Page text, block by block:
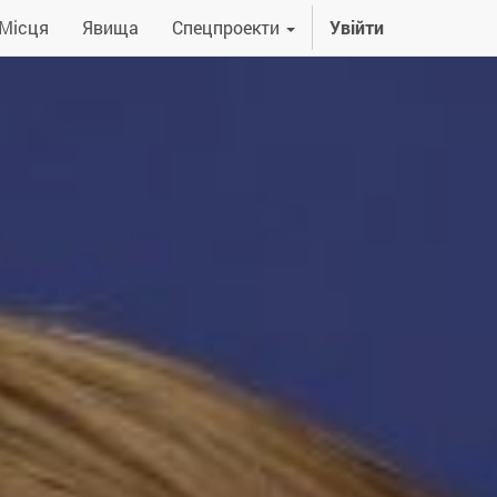
Явища Спецпроекти Увійти